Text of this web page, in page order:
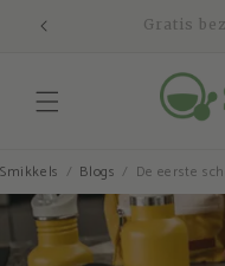
naar de Veilig
Smikkels Blogs De eerste